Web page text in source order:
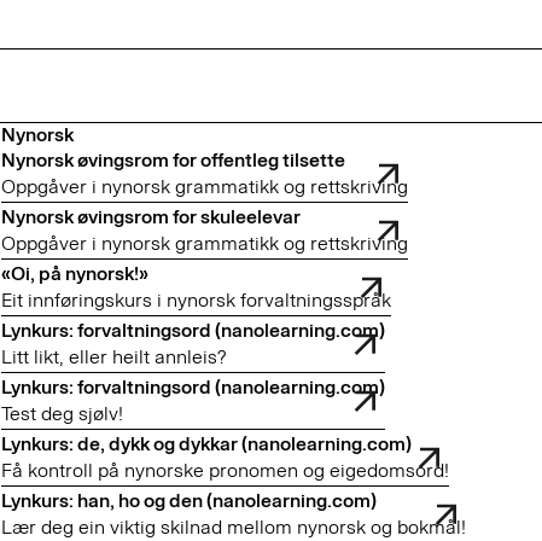
Nynorsk
Nynorsk øvingsrom for offentleg tilsette
Oppgåver i nynorsk grammatikk og rettskriving
Nynorsk øvingsrom for skuleelevar
Oppgåver i nynorsk grammatikk og rettskriving
«Oi, på nynorsk!»
Eit innføringskurs i nynorsk forvaltningsspråk
Lynkurs: forvaltningsord (nanolearning.com)
Litt likt, eller heilt annleis?
Lynkurs: forvaltningsord (nanolearning.com)
Test deg sjølv!
Lynkurs: de, dykk og dykkar (nanolearning.com)
Få kontroll på nynorske pronomen og eigedomsord!
Lynkurs: han, ho og den (nanolearning.com)
Lær deg ein viktig skilnad mellom nynorsk og bokmål!